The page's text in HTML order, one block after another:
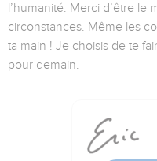
l’humanité. Merci d’être le
circonstances. Même les
ta main ! Je choisis de te
pour demain.